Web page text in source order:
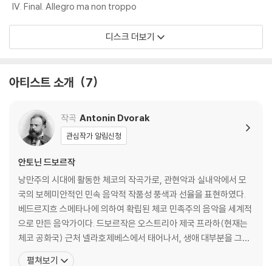
IV. Final. Allegro ma non troppo
디스크 더보기
아티스트 소개 7
작곡 Antonin Dvorak
관심작가 알림신청
안토닌 드보르작
낭만주의 시대에 활동한 체코의 작곡가로, 관현악과 실내악에서 모
국의 보헤미안적인 민속 음악적 작품성 풍색과 선율을 표현하였다.
베드르지흐 스메타나에 의하여 확립된 체코 민족주의 음악을 세계적
으로 만든 음악가이다. 드보르작은 오스트리아 제국 프라하(현재는
체코 공화국) 근처 넬라호제베스에서 태어나서, 생애 대부분을 그곳
에서 보냈다. 드보르작은 즈로니체에 있는 외삼촌과 리마 선생이 부
펼쳐보기